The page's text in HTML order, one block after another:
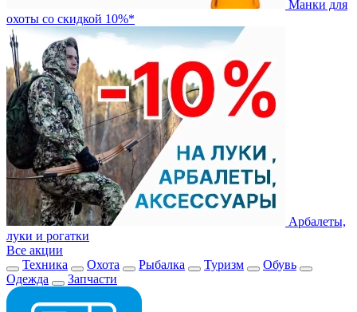
Манки для
охоты со скидкой 10%*
Арбалеты,
луки и рогатки
Все акции
Техника
Охота Рыбалка Туризм
Обувь
Одежда
Запчасти